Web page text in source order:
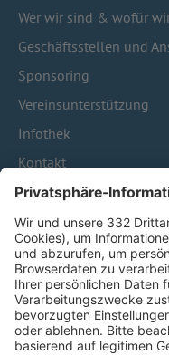
Wer wir sind & wofür
Geschäftsstellen und
Sponsoring
Vereinsunterstützung
Infothek
Kontakt
HÄUFIG
Pässe und
Trainerausbildung
Schulungsangebot
BFV-Geschäftsstellen